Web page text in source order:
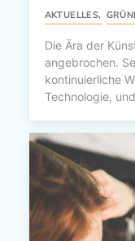
AKTUELLES,
Die Ära der
angebrochen.
kontinuierliche
Technologie,